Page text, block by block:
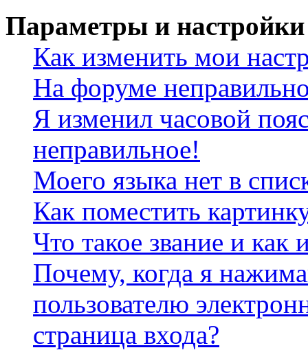
Параметры и настройки
Как изменить мои
На форуме
Я изменил часовой
неправильное!
Моего языка нет в
Как поместить
Что такое звание и как
Почему, когда я
пользователю
страница входа?